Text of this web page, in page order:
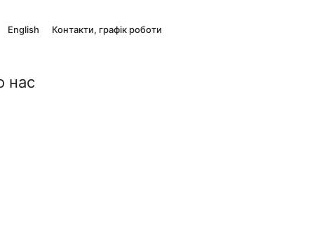
English Контакти, графік роботи
нас